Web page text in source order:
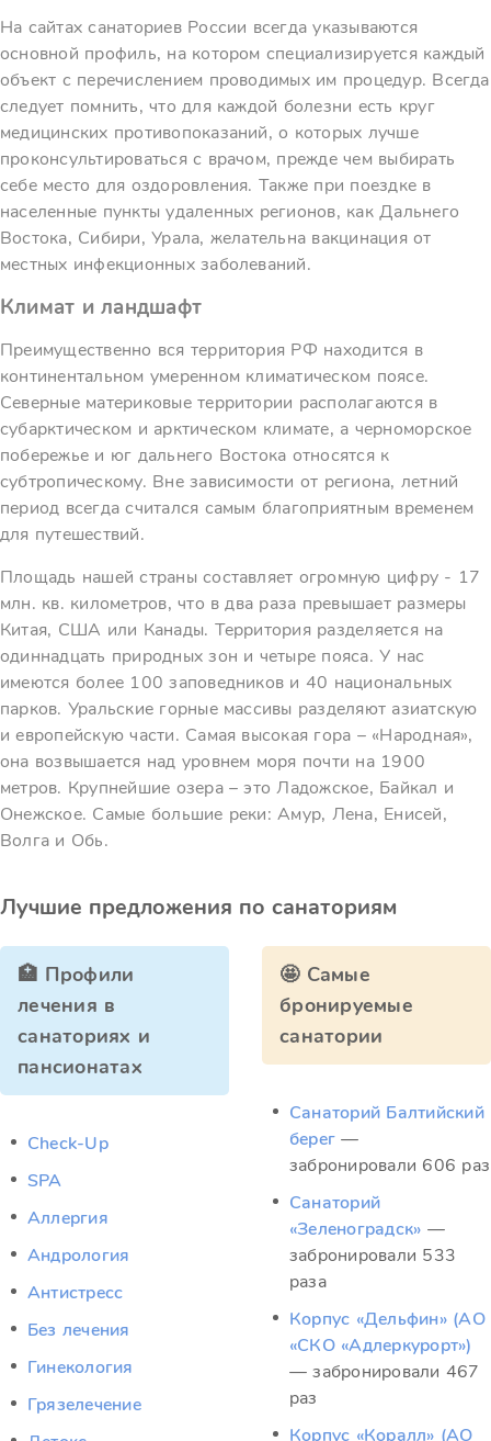
На сайтах санаториев России всегда указываются
основной профиль, на котором специализируется каждый
объект с перечислением проводимых им процедур. Всегда
следует помнить, что для каждой болезни есть круг
медицинских противопоказаний, о которых лучше
проконсультироваться с врачом, прежде чем выбирать
себе место для оздоровления. Также при поездке в
населенные пункты удаленных регионов, как Дальнего
Востока, Сибири, Урала, желательна вакцинация от
местных инфекционных заболеваний.
Климат и ландшафт
Преимущественно вся территория РФ находится в
континентальном умеренном климатическом поясе.
Северные материковые территории располагаются в
субарктическом и арктическом климате, а черноморское
побережье и юг дальнего Востока относятся к
субтропическому. Вне зависимости от региона, летний
период всегда считался самым благоприятным временем
для путешествий.
Площадь нашей страны составляет огромную цифру - 17
млн. кв. километров, что в два раза превышает размеры
Китая, США или Канады. Территория разделяется на
одиннадцать природных зон и четыре пояса. У нас
имеются более 100 заповедников и 40 национальных
парков. Уральские горные массивы разделяют азиатскую
и европейскую части. Самая высокая гора – «Народная»,
она возвышается над уровнем моря почти на 1900
метров. Крупнейшие озера – это Ладожское, Байкал и
Онежское. Самые большие реки: Амур, Лена, Енисей,
Волга и Обь.
Лучшие предложения по санаториям
🏥 Профили
лечения в
санаториях и
пансионатах
Check-Up
SPA
Аллергия
Андрология
Антистресс
Без лечения
Гинекология
Грязелечение
🤩 Самые
бронируемые
санатории
Санаторий Балтийский
берег —
забронировали 606 раз
Санаторий
«Зеленоградск» —
забронировали 533
раза
Корпус «Дельфин» (АО
«СКО «Адлеркурорт»)
— забронировали 467
раз
Корпус «Коралл» (АО